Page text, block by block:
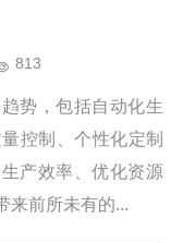
813
势，包括自动化生
控制、个性化定制
产效率、优化资源
来前所未有的...